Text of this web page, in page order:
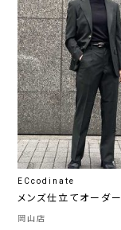
ECcodinate
メンズ仕立てオーダー
岡山店